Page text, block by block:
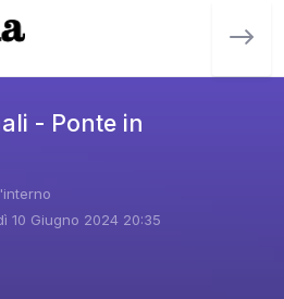
- Ponte in
10 Giugno 2024 20:35